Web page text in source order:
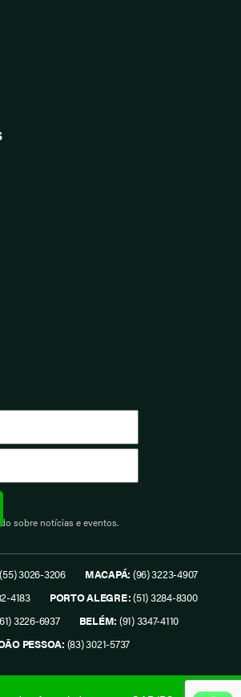
sobre notícias e eventos.
(55) 3026-3206 MACAPÁ: (96) 3223-4907
4183 PORTO ALEGRE:(51) 3284-8300
3226-6937 BELÉM: (91) 3347-4110
PESSOA: (83) 3021-5737